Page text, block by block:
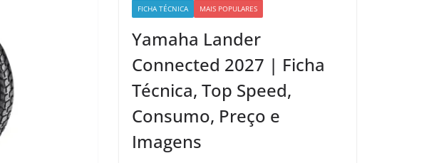
FICHA TÉCNICA MAIS POPULARES
Yamaha Lander
Connected 2027 | Ficha
Técnica, Top Speed,
Consumo, Preço e
Imagens